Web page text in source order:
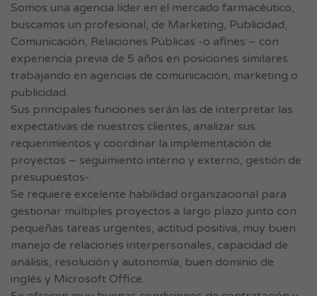
Somos una agencia líder en el mercado farmacéutico,
buscamos un profesional, de Marketing, Publicidad,
Comunicación, Relaciones Públicas -o afines – con
experiencia previa de 5 años en posiciones similares
trabajando en agencias de comunicación, marketing o
publicidad.
Sus principales funciones serán las de interpretar las
expectativas de nuestros clientes, analizar sus
requerimientos y coordinar la implementación de
proyectos – seguimiento interno y externo, gestión de
presupuestos-.
Se requiere excelente habilidad organizacional para
gestionar múltiples proyectos a largo plazo junto con
pequeñas tareas urgentes, actitud positiva, muy buen
manejo de relaciones interpersonales, capacidad de
análisis, resolución y autonomía, buen dominio de
inglés y Microsoft Office.